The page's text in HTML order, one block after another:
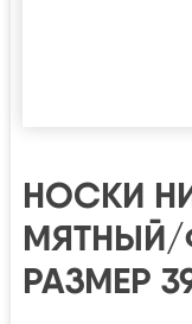
НОСКИ
МЯТНЫЙ/
РАЗМЕР